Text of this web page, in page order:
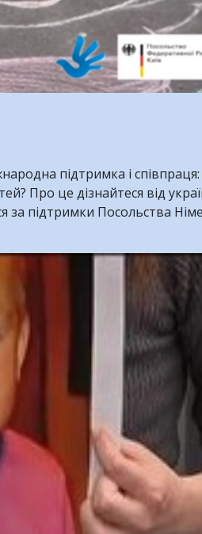
підтримка і
Про це дізнайтеся від
за підтримки Посольства